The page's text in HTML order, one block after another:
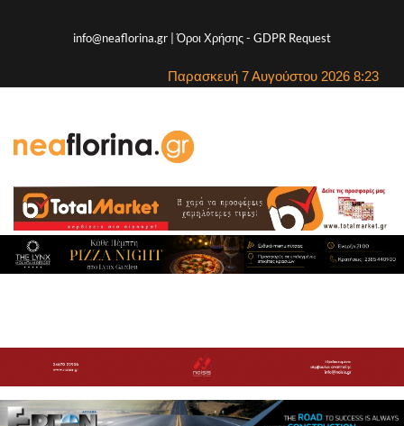
info@neaflorina.gr |Όροι Χρήσης- GDPR Request
Παρασκευή 7 Αυγούστου 2026 8:23